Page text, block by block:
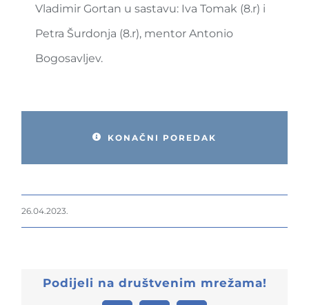
Vladimir Gortan u sastavu: Iva Tomak (8.r) i
Petra Šurdonja (8.r), mentor Antonio
Bogosavljev.
KONAČNI POREDAK
26.04.2023.
Podijeli na društvenim mrežama!